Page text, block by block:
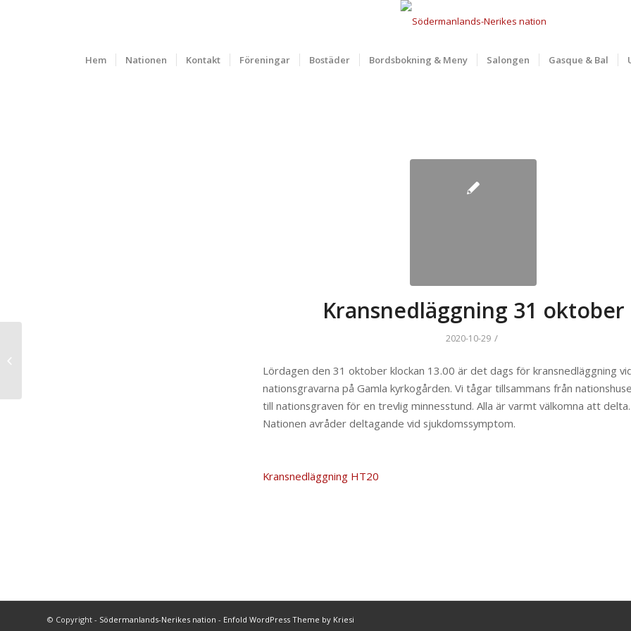
Hem Nationen Kontakt Föreningar Bostäder Bordsbokning & Meny Salongen Gasque & Bal
Kransnedläggning 31 oktober
2020-10-29 /
Lördagen den 31 oktober klockan 13.00 är det dags för kransnedläggning
nationsgravarna på Gamla kyrkogården. Vi tågar tillsammans från
till nationsgraven för en trevlig minnesstund. Alla är varmt välkomna att delta.
Nationen avråder deltagande vid sjukdomssymptom.
Kransnedläggning HT20
© Copyright - Södermanlands-Nerikes nation - Enfold WordPress Theme by Kriesi